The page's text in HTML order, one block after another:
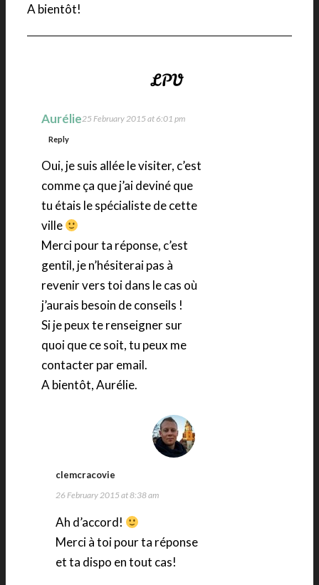
A bientôt!
Aurélie25 February 2015 at 6:01 pm
Reply
Oui, je suis allée le visiter, c’est
comme ça que j’ai deviné que
tu étais le spécialiste de cette
ville
Merci pour ta réponse, c’est
gentil, je n’hésiterai pas à
revenir vers toi dans le cas où
j’aurais besoin de conseils !
Si je peux te renseigner sur
quoi que ce soit, tu peux me
contacter par email.
A bientôt, Aurélie.
clemcracovie
26 February 2015 at 8:38 am
Ah d’accord!
Merci à toi pour ta réponse
et ta dispo en tout cas!